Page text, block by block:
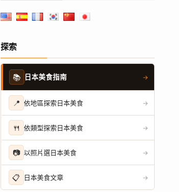
探索
📚 日本美食指南 →
📍 依地區探索日本美食 →
🍴 依類型探索日本美食 →
📷 以照片選日本美食 →
📋 日本美食文章 →